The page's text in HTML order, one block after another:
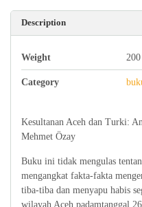
Description
Weight
Category
Kesultanan Aceh dan Turki:
Mehmet Özay
Buku ini tidak mengulas
mengangkat fakta-fakta
tiba-tiba dan menyapu habis
wilayah Aceh padamtanggal